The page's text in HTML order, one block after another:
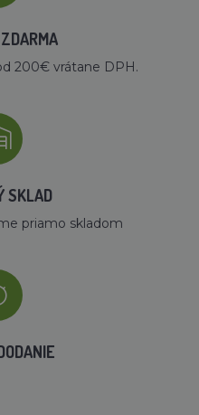
200€ vrátane DPH.
SKLAD
priamo skladom